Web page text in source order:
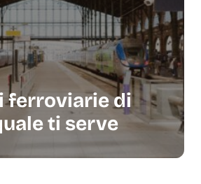
ferroviarie di
ti serve